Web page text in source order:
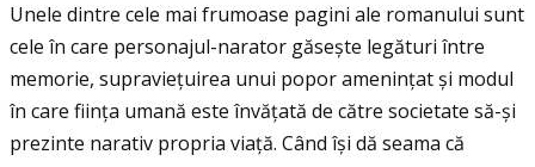
Unele dintre cele mai frumoase pagini ale romanului sunt
cele în care personajul-narator găsește legături între
memorie, supravieţuirea unui popor ameninţat și modul
în care fiinţa umană este învăţată de către societate să-și
prezinte narativ propria viaţă. Când își dă seama că